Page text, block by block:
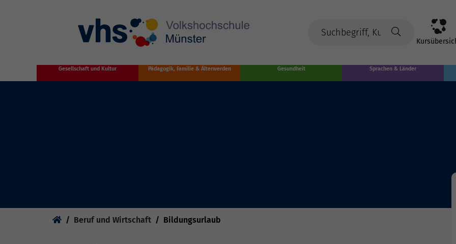
Gesellschaft und Kultur Pädagogik, Familie & Älterwerden Gesundheit Sprachen & Länder
Beruf und Wirtschaft Bildungsurlaub